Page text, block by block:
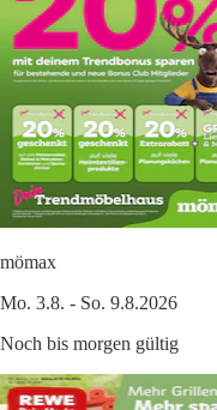
mömax
Mo. 3.8. - So. 9.8.2026
Noch bis morgen gültig